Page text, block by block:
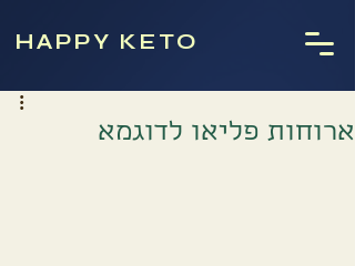
HAPPY KETO
ארוחות פליאו לדוגמא